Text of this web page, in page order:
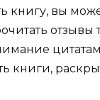
книгу, вы
отзывы
книги,